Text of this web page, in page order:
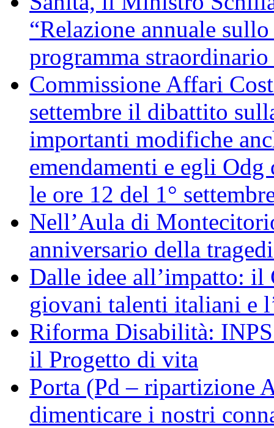
“Relazione annuale
programma
Commissione Affari
settembre il dibattito
importanti modifiche
emendamenti e egli Odg
le ore 12 del 1°
Nell’Aula di
anniversario della
Dalle idee all’impatto: il
giovani talenti italiani e
Riforma Disabilità:
il Progetto di vita
Porta (Pd – ripartizione
dimenticare i nostri